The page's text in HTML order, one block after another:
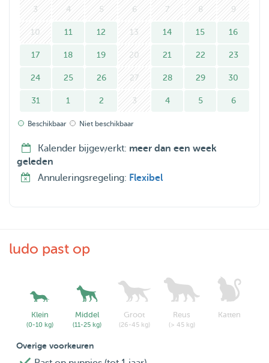
3 4 5 6 7 8 9
10 11 12 13 14 15 16
17 18 19 20 21 22 23
24 25 26 27 28 29 30
31 1 2 3 4 5 6
Beschikbaar Niet beschikbaar
Kalender bijgewerkt: meer dan een week
geleden
Annuleringsregeling: Flexibel
ludo past op
Klein
(0-10 kg)
Middel
(11-25 kg)
Groot
(26-45 kg)
Reus
(> 45 kg)
Katten
Overige voorkeuren